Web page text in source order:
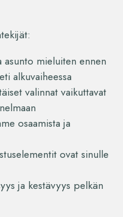
mieluiten ennen
alkuvaiheessa
valinnat vaikuttavat
osaamista ja
ovat sinulle
ja kestävyys pelkän